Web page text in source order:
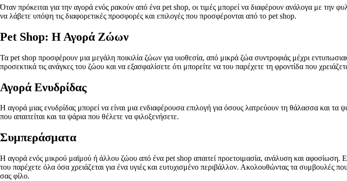
Όταν πρόκειται για την αγορά ενός ρακούν από ένα pet shop, οι τιμές μπορεί να διαφέρουν ανάλογα με την
να λάβετε υπόψη τις διαφορετικές προσφορές και επιλογές που προσφέρονται από το pet shop.
Pet Shop: Η Αγορά Ζώων
Τα pet shop προσφέρουν μια μεγάλη ποικιλία ζώων για υιοθεσία, από μικρά ζώα συντροφιάς μέχρι
προσεκτικά τις ανάγκες του ζώου και να εξασφαλίσετε ότι μπορείτε να του παρέχετε τη φροντίδα που
Αγορά Ενυδρίδας
Η αγορά μιας ενυδρίδας μπορεί να είναι μια ενδιαφέρουσα επιλογή για όσους λατρεύουν τη θάλασσα και
που απαιτείται και τα ψάρια που θέλετε να φιλοξενήσετε.
Συμπεράσματα
Η αγορά ενός μικρού μαϊμού ή άλλου ζώου από ένα pet shop απαιτεί προετοιμασία, ανάλυση και αφοσίωση.
του παρέχετε όλα όσα χρειάζεται για ένα υγιές και ευτυχισμένο περιβάλλον. Ακολουθώντας τα συμβουλές
σας φίλο.